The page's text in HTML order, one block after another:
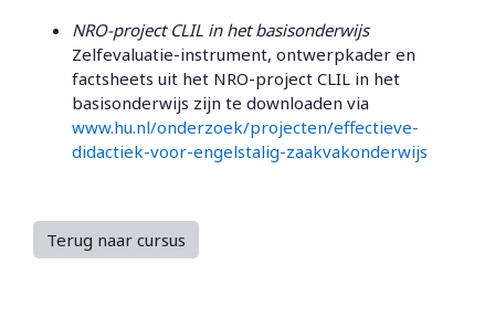
NRO-project CLIL in het basisonderwijs
Zelfevaluatie-instrument, ontwerpkader en
factsheets uit het NRO-project CLIL in het
basisonderwijs zijn te downloaden via
www.hu.nl/onderzoek/projecten/effectieve-
didactiek-voor-engelstalig-zaakvakonderwijs
Terug naar cursus